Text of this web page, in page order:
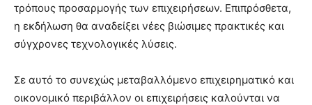
τρόπους προσαρμογής των επιχειρήσεων. Επιπρόσθετα,
η εκδήλωση θα αναδείξει νέες βιώσιμες πρακτικές και
σύγχρονες τεχνολογικές λύσεις.
Σε αυτό το συνεχώς μεταβαλλόμενο επιχειρηματικό και
οικονομικό περιβάλλον οι επιχειρήσεις καλούνται να